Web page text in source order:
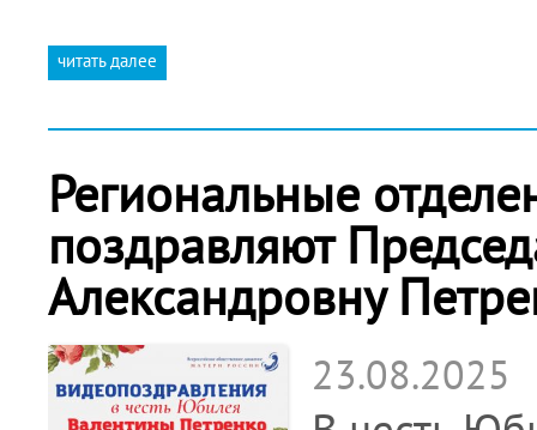
читать далее
Региональные
поздравляют
Александровну
23.08.2025